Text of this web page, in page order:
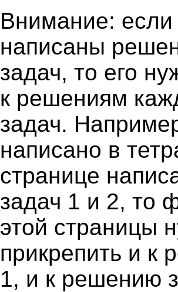
Внимание:
написаны
задач, то его
к решениям
задач.
написано в
странице
задач 1 и 2, то
этой страницы
прикрепить и к
1, и к решению